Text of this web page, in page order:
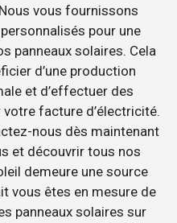
vous fournissons
pour une
panneaux solaires. Cela
d’une production
et d’effectuer des
facture d’électricité.
nous dès maintenant
et découvrir tous nos
demeure une source
vous êtes en mesure de
panneaux solaires sur